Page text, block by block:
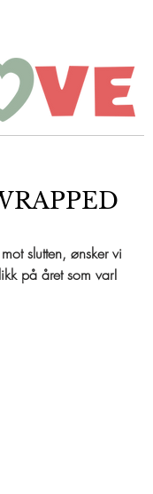
slutten, ønsker vi
på året som var!